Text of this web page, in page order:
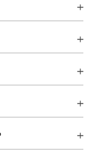
随地回看错过的精彩内
上手。而且内容多为中
片等点播资源，随时点
观看，可购买多个盒子
网线连接。为了获得更